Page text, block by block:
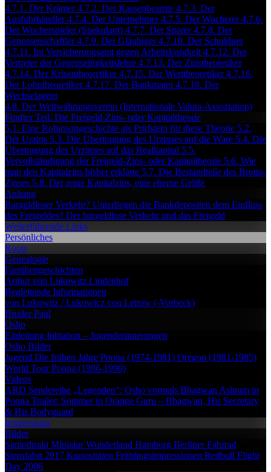
4.7.1. Der Krämer4.7.2. Der Kassenbeamte 4.7.3. Der
Ausfuhrhändler4.7.4. Der Unternehmer4.7.5. Der Wucherer4.7.6.
Der Wucherspieler (Spekulant) 4.7.7. Der Sparer4.7.8. Der
Genossenschaftler4.7.9. Der Gläubiger4.7.10. Der Schuldner
4.7.11. Im Versicherungsamt gegen Arbeitslosigkeit 4.7.12. Der
Vertreter der Gegenseitigkeitslehre 4.7.13. Der Zinstheoretiker
4.7.14. Der Krisentheoretiker4.7.15. Der Werttheoretiker4.7.16.
Der Lohntheoretiker4.7.17. Der Bankmann 4.7.18. Der
Wechselagent
4.8. Der Weltwährungsverein (Internationale Valuta-Assoziation)
Fünfter Teil: Die Freigeld-Zins- oder Kapitaltheorie
5.1. Eine Robinsongeschichte als Prüfstein für diese Theorie 5.2.
Der Urzins 5.3. Die Übertragung des Urzinses auf die Ware 5.4. Die
Übertragung des Urzinses auf das Realkapital 5.5.
Vervollständigung der Freigeld-Zins- oder Kapitaltheorie 5.6. Wie
man den Kapitalzins bisher erklärte 5.7. Die Bestandteile des Brutto-
Zinses 5.8. Der reine Kapitalzins, eine eherne Größe
Anhang
Bargeldloser Verkehr? Unterliegen die Bankdepositen dem Einfluss
des Freigeldes? Der bargeldlose Verkehr und das Freigeld
Weiterführende Links
Persönliches
Roots
Genealogie
Familiengeschichten
Arthur von Lukowitz Lindenhof
Begleitende Informationen
von Lukowitz / Lukowicz von Lettow (-Vorbeck)
Bruder Paul
Osho
Einleitung Initiation – Jugenderinnerungen
Osho Bilder
Jugend Die frühen Jahre Poona (1974-1981) Oregon (1981-1985)
World TourPoona (1986-1990)
Videos
ARD Sendereihe „Legenden“: Osho vormals Bhagwan Ashram in
Poona Trailer: Sommer in Orange Guru – Bhagwan, His Secretary
& His Bodyguard
Impressions
Bilder
Samothraki Miniatur Wunderland Hamburg Berliner Fahrrad
Sternfahrt 2017 Kuriositäten Frühlingsimpressionen Redbull Flight
Day 2006